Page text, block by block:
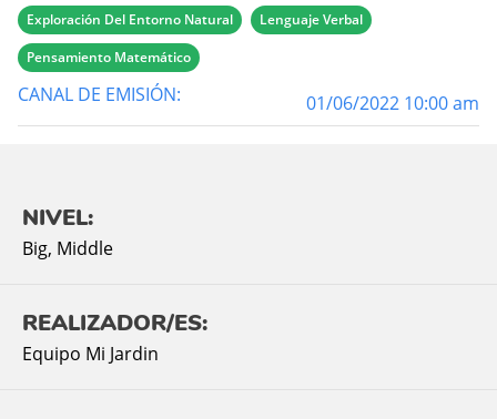
Exploración Del Entorno Natural
Lenguaje Verbal
Pensamiento Matemático
CANAL DE EMISIÓN: 01/06/2022 10:00 am
NIVEL:
Big, Middle
REALIZADOR/ES:
Equipo Mi Jardin